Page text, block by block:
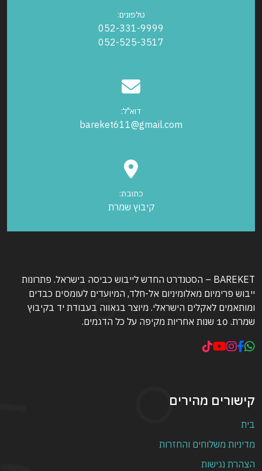
טלפונים:
052-331-9999
052-525-3517
דוא"ל:
bareket611@gmail.com
כתובת:
קיבוץ שמרת
BAREKET – הסטנדרט החדש לייבוש כביסה בישראל. פתרונות
ייבוש פרימיום מאלומיניום אל-חלד, המיועדים לעומסים כבדים
ומותאמים לאקלים הישראלי. מיוצר בגאווה בעבודת יד בקיבוץ
שמרת. 10 שנות אחריות מקיפה על כל הדגמים.
קישורים מהירים
בית
מדיניות משלוחים והחזרות
הצהרת נגישות